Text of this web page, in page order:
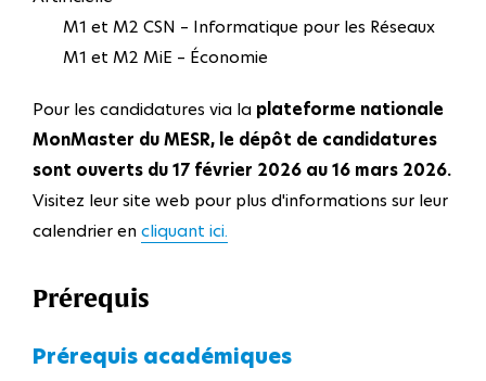
M1 et M2 CSN – Informatique pour les Réseaux
M1 et M2 MiE – Économie
Pour les candidatures via la plateforme nationale
MonMaster du MESR, le dépôt de candidatures
sont ouverts du 17 février 2026 au 16 mars 2026.
Visitez leur site web pour plus d'informations sur leur
calendrier encliquant ici.
Prérequis
Prérequis académiques